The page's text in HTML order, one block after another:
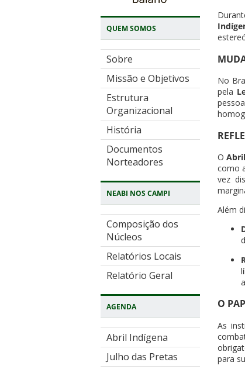
QUEM SOMOS
Sobre
Missão e Objetivos
Estrutura
Organizacional
História
Documentos
Norteadores
NEABI NOS CAMPI
Composição dos
Núcleos
Relatórios Locais
Relatório Geral
AGENDA
Abril Indígena
Julho das Pretas
No
pela
O
como
vez
Além
O
As
para